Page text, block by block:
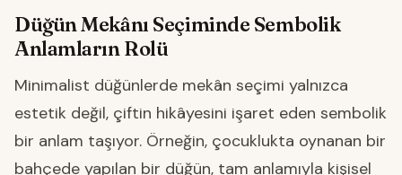
Düğün Mekânı Seçiminde Sembolik
Anlamların Rolü
Minimalist düğünlerde mekân seçimi yalnızca
estetik değil, çiftin hikâyesini işaret eden sembolik
bir anlam taşıyor. Örneğin, çocuklukta oynanan bir
bahçede yapılan bir düğün, tam anlamıyla kişisel